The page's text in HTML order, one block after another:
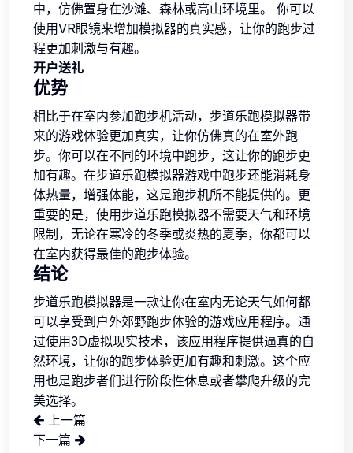
中，仿佛置身在沙滩、森林或高山环境里。 你可以
使用VR眼镜来增加模拟器的真实感，让你的跑步过
程更加刺激与有趣。
开户送礼
优势
相比于在室内参加跑步机活动，步道乐跑模拟器带
来的游戏体验更加真实，让你仿佛真的在室外跑
步。你可以在不同的环境中跑步，这让你的跑步更
加有趣。在步道乐跑模拟器游戏中跑步还能消耗身
体热量，增强体能，这是跑步机所不能提供的。更
重要的是，使用步道乐跑模拟器不需要天气和环境
限制，无论在寒冷的冬季或炎热的夏季，你都可以
在室内获得最佳的跑步体验。
结论
步道乐跑模拟器是一款让你在室内无论天气如何都
可以享受到户外郊野跑步体验的游戏应用程序。通
过使用3D虚拟现实技术，该应用程序提供逼真的自
然环境，让你的跑步体验更加有趣和刺激。这个应
用也是跑步者们进行阶段性休息或者攀爬升级的完
美选择。
上一篇
下一篇